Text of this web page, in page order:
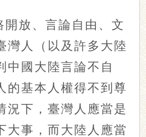
開放、言論自由、文
灣人（以及許多大陸
中國大陸言論不自
的基本人權得不到尊
況下，臺灣人應當是
大事，而大陸人應當